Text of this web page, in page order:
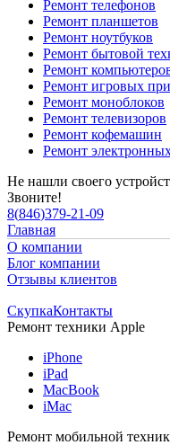
Ремонт телефонов
Ремонт планшетов
Ремонт ноутбуков
Ремонт бытовой
Ремонт
Ремонт игровых
Ремонт моноблоков
Ремонт телевизоров
Ремонт кофемашин
Ремонт
Не нашли своего
Звоните!
8(846)379-21-09
Главная
О компании
Блог компании
Отзывы клиентов
СкупкаКонтакты
Ремонт техники Apple
iPhone
iPad
MacBook
iMac
Ремонт мобильной